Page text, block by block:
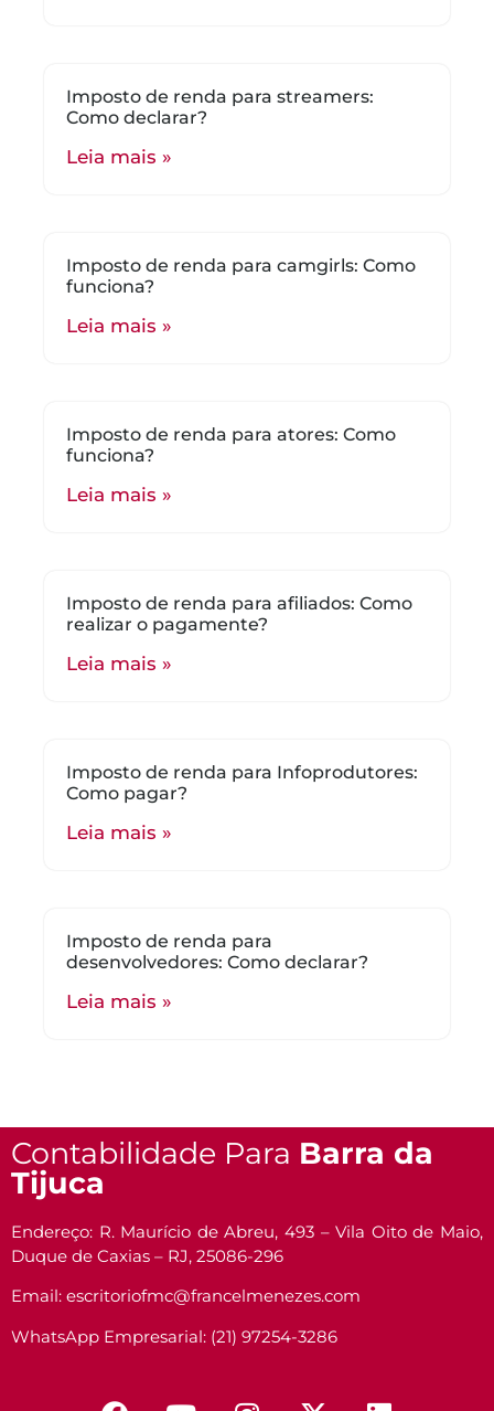
Imposto de renda para streamers:
Como declarar?
Leia mais »
Imposto de renda para camgirls: Como
funciona?
Leia mais »
Imposto de renda para atores: Como
funciona?
Leia mais »
Imposto de renda para afiliados: Como
realizar o pagamente?
Leia mais »
Imposto de renda para Infoprodutores:
Como pagar?
Leia mais »
Imposto de renda para
desenvolvedores: Como declarar?
Leia mais »
Contabilidade Para Barra da
Tijuca
Endereço: R. Maurício de Abreu, 493 – Vila Oito de Maio,
Duque de Caxias – RJ, 25086-296
Email: escritoriofmc@francelmenezes.com
WhatsApp Empresarial: (21) 97254-3286